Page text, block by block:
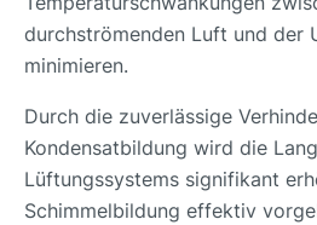
durchströmenden Luft und der
minimieren.
Durch die zuverlässige
Kondensatbildung wird die
Lüftungssystems signifikant
Schimmelbildung effektiv